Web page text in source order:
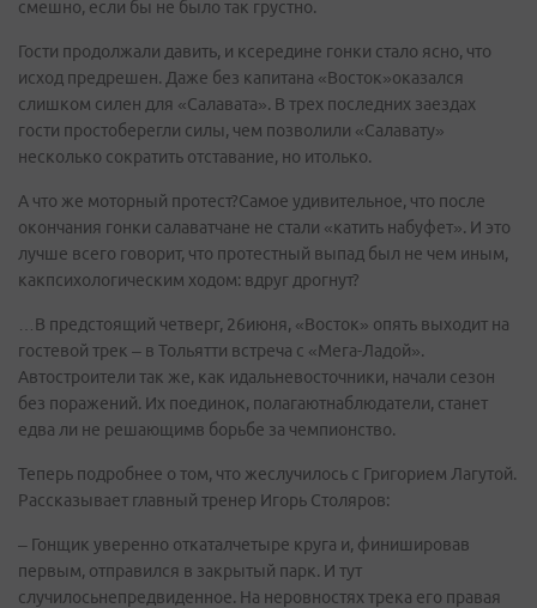
смешно, если бы не было так грустно.
Гости продолжали давить, и ксередине гонки стало ясно, что
исход предрешен. Даже без капитана «Восток»оказался
слишком силен для «Салавата». В трех последних заездах
гости простоберегли силы, чем позволили «Салавату»
несколько сократить отставание, но итолько.
А что же моторный протест?Самое удивительное, что после
окончания гонки салаватчане не стали «катить набуфет». И это
лучше всего говорит, что протестный выпад был не чем иным,
какпсихологическим ходом: вдруг дрогнут?
…В предстоящий четверг, 26июня, «Восток» опять выходит на
гостевой трек – в Тольятти встреча с «Мега-Ладой».
Автостроители так же, как идальневосточники, начали сезон
без поражений. Их поединок, полагаютнаблюдатели, станет
едва ли не решающимв борьбе за чемпионство.
Теперь подробнее о том, что жеслучилось с Григорием Лагутой.
Рассказывает главный тренер Игорь Столяров:
– Гонщик уверенно откаталчетыре круга и, финишировав
первым, отправился в закрытый парк. И тут
случилосьнепредвиденное. На неровностях трека его правая